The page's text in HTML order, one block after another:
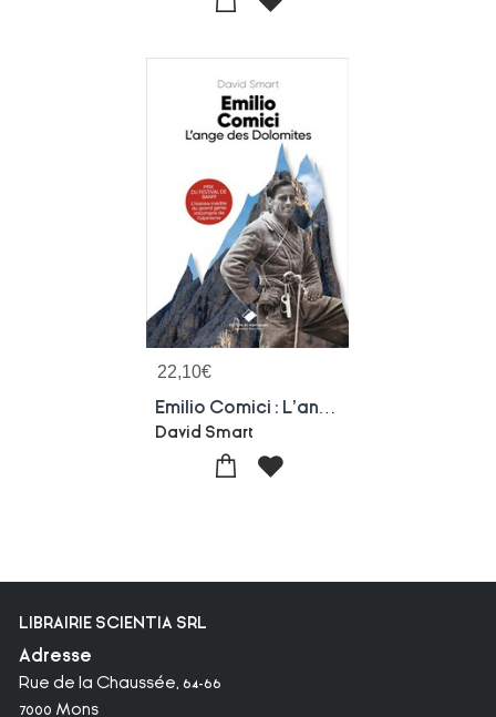
22,10€
David Smart
LIBRAIRIE SCIENTIA SRL
Adresse
Rue de la Chaussée, 64-66
7000 Mons